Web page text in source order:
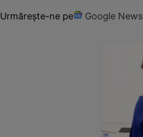
Urmărește-ne pe Google News